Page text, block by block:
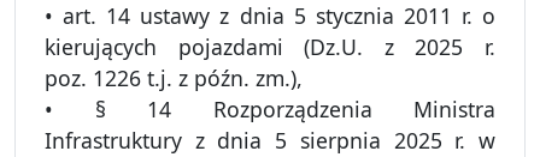
• art. 14 ustawy z dnia 5 stycznia 2011 r. o
kierujących pojazdami (Dz.U. z 2025 r.
poz. 1226 t.j. z późn. zm.),
• § 14 Rozporządzenia Ministra
Infrastruktury z dnia 5 sierpnia 2025 r. w